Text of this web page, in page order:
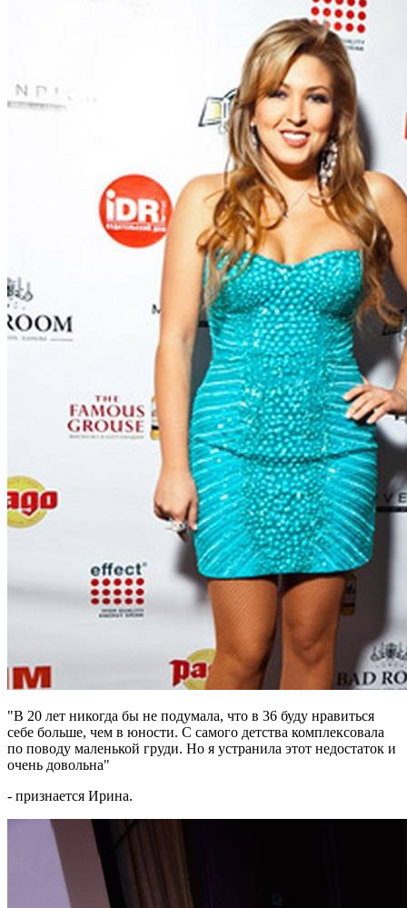
"В 20 лет никогда бы не подумала, что в 36 буду нравиться
себе больше, чем в юности. С самого детства комплексовала
по поводу маленькой груди. Но я устранила этот недостаток и
очень довольна"
- признается Ирина.